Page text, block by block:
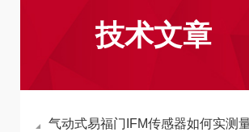
技术文章
气动式易福门IFM传感器如何实测